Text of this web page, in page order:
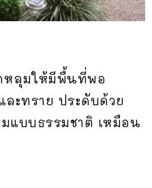
หลุมให้มีพื้นที่พอ
ะทราย ประดับด้วย
แบบธรรมชาติ เหมือน